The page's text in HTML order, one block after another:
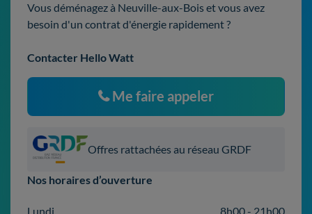
Vous déménagez à Neuville-aux-Bois et vous avez
besoin d'un contrat d'énergie rapidement ?
Contacter Hello Watt
Me faire appeler
Offres rattachées au réseau GRDF
Nos horaires d’ouverture
Lundi
8h00 - 21h00